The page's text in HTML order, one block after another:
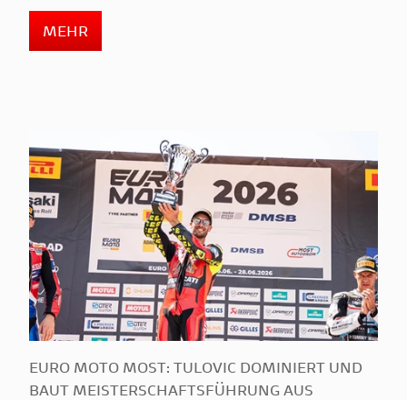
MEHR
EURO MOTO MOST: TULOVIC DOMINIERT UND
BAUT MEISTERSCHAFTSFÜHRUNG AUS